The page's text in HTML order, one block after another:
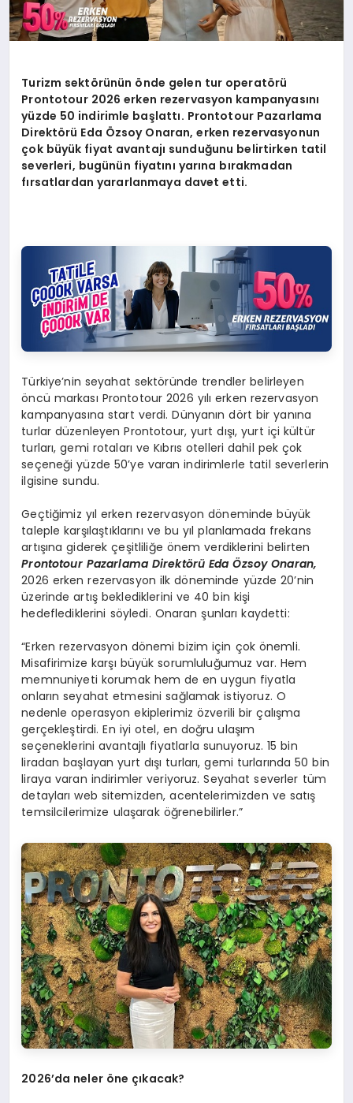
Turizm sektörünün önde gelen tur operatörü
Prontotour 2026 erken rezervasyon kampanyasını
yüzde 50 indirimle başlattı. Prontotour Pazarlama
Direktörü Eda Özsoy Onaran, erken rezervasyonun
çok büyük fiyat avantajı sunduğunu belirtirken tatil
severleri, bugünün fiyatını yarına bırakmadan
fırsatlardan yararlanmaya davet etti.
Türkiye’nin seyahat sektöründe trendler belirleyen
öncü markası Prontotour 2026 yılı erken rezervasyon
kampanyasına start verdi. Dünyanın dört bir yanına
turlar düzenleyen Prontotour, yurt dışı, yurt içi kültür
turları, gemi rotaları ve Kıbrıs otelleri dahil pek çok
seçeneği yüzde 50’ye varan indirimlerle tatil severlerin
ilgisine sundu.
Geçtiğimiz yıl erken rezervasyon döneminde büyük
taleple karşılaştıklarını ve bu yıl planlamada frekans
artışına giderek çeşitliliğe önem verdiklerini belirten
Prontotour Pazarlama DirektörüEdaÖzsoy Onaran,
2026 erken rezervasyon ilk döneminde yüzde 20’nin
üzerinde artış beklediklerini ve 40 bin kişi
hedeflediklerini söyledi. Onaran şunları kaydetti:
“Erken rezervasyon dönemi bizim için çok önemli.
Misafirimize karşı büyük sorumluluğumuz var. Hem
memnuniyeti korumak hem de en uygun fiyatla
onların seyahat etmesini sağlamak istiyoruz. O
nedenle operasyon ekiplerimiz özverili bir çalışma
gerçekleştirdi. En iyi otel, en doğru ulaşım
seçeneklerini avantajlı fiyatlarla sunuyoruz. 15 bin
liradan başlayan yurt dışı turları, gemi turlarında 50 bin
liraya varan indirimler veriyoruz. Seyahat severler tüm
detayları web sitemizden, acentelerimizden ve satış
temsilcilerimize ulaşarak öğrenebilirler.”
2026’da neler öne çıkacak?